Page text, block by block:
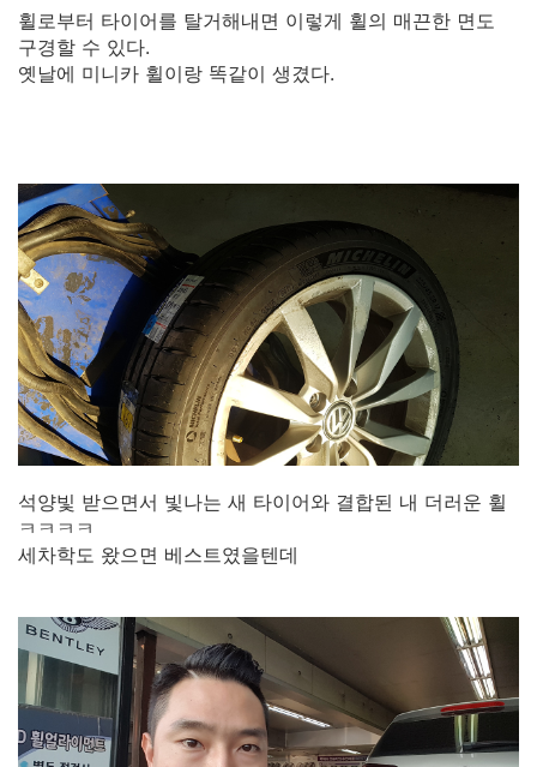
휠로부터 타이어를 탈거해내면 이렇게 휠의 매끈한 면도
구경할 수 있다.
옛날에 미니카 휠이랑 똑같이 생겼다.
석양빛 받으면서 빛나는 새 타이어와 결합된 내 더러운 휠
ㅋㅋㅋㅋ
세차학도 왔으면 베스트였을텐데